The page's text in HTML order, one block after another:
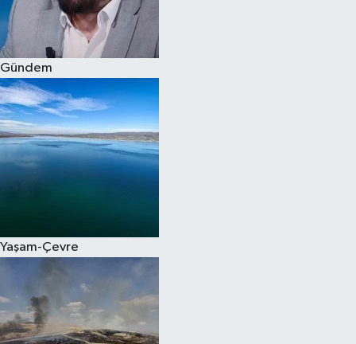
Gündem
Yaşam-Çevre
Spor
Burç Yorumları
Çocuk
Eğitim
Kim kimdir?
Kültür Sanat